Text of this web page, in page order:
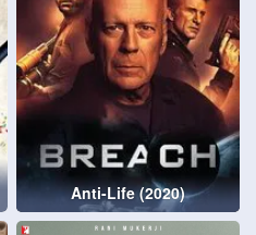
Anti-Life (2020)